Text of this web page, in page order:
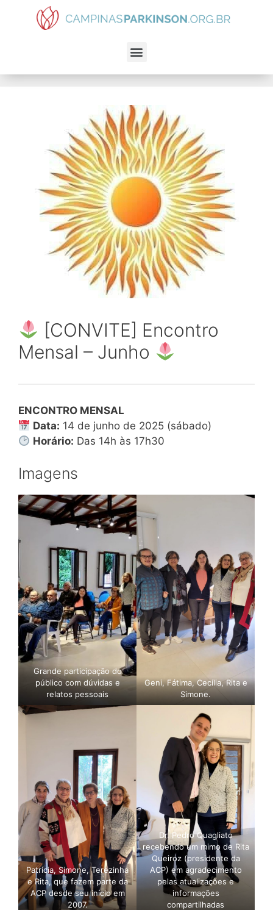
[CONVITE] Encontro
Mensal – Junho
ENCONTRO MENSAL
Data: 14 de junho de 2025 (sábado)
Horário: Das 14h às 17h30
Imagens
Grande participação do
público com dúvidas e
relatos pessoais
Geni, Fátima, Cecília, Rita e
Simone.
Patrícia, Simone, Terezinha
e Rita, que fazem parte da
ACP desde seu início em
2007.
Dr. Pedro Quagliato
recebendo um mimo de Rita
Queiroz (presidente da
ACP) em agradecimento
pelas atualizações e
informações
compartilhadas